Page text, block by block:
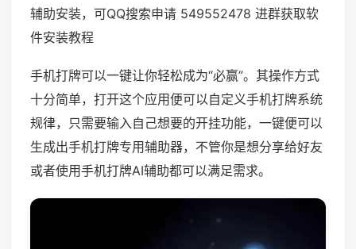
辅助安装，可QQ搜索申请 549552478 进群获取软
件安装教程
手机打牌可以一键让你轻松成为“必赢”。其操作方式
十分简单，打开这个应用便可以自定义手机打牌系统
规律，只需要输入自己想要的开挂功能，一键便可以
生成出手机打牌专用辅助器，不管你是想分享给好友
或者使用手机打牌AI辅助都可以满足需求。